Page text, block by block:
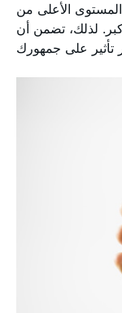
الأعلى من
لذلك، تضمن أن